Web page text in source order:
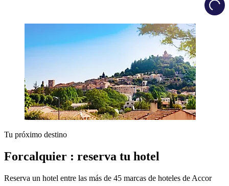
Tu próximo destino
Forcalquier : reserva tu hotel
Reserva un hotel entre las más de 45 marcas de hoteles de Accor